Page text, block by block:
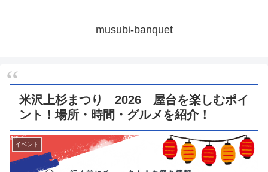
musubi-banquet
米沢上杉まつり 2026 屋台を楽しむポイ
ント！場所・時間・グルメを紹介！
イベント